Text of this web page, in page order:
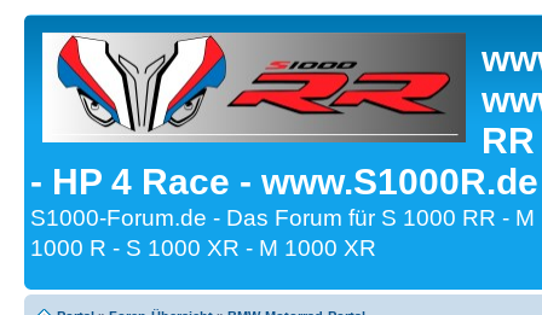
- HP 4 Race -
S1000-Forum.de - Das Forum für S 1000 RR -
1000 R - S 1000 XR - M 1000 XR